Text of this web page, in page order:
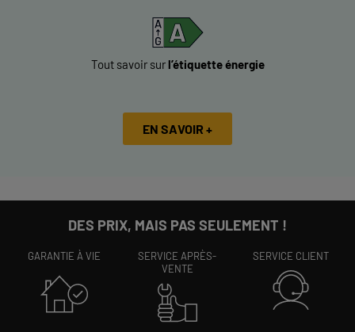
Tout savoir surl’étiquette énergie
EN SAVOIR +
DES PRIX, MAIS PAS SEULEMENT !
GARANTIE À VIE
SERVICE APRÈS-
VENTE
SERVICE CLIENT